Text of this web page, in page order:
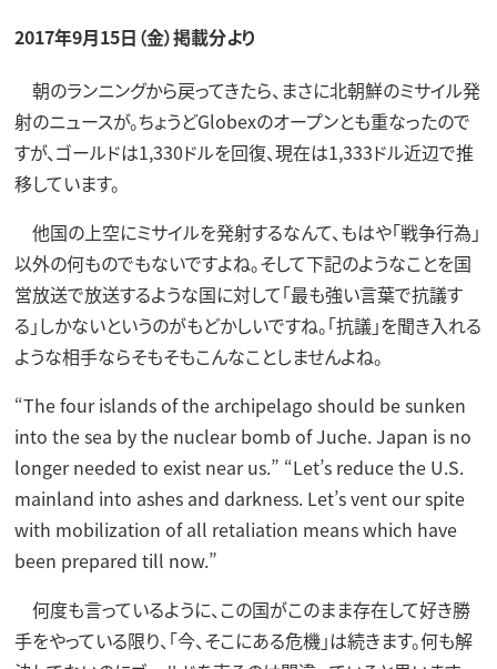
2017年9月15日（金）掲載分より
朝のランニングから戻ってきたら、まさに北朝鮮のミサイル発
射のニュースが。ちょうどGlobexのオープンとも重なったので
すが、ゴールドは1,330ドルを回復、現在は1,333ドル近辺で推
移しています。
他国の上空にミサイルを発射するなんて、もはや「戦争行為」
以外の何ものでもないですよね。そして下記のようなことを国
営放送で放送するような国に対して「最も強い言葉で抗議す
る」しかないというのがもどかしいですね。「抗議」を聞き入れる
ような相手ならそもそもこんなことしませんよね。
“The four islands of the archipelago should be sunken
into the sea by the nuclear bomb of Juche. Japan is no
longer needed to exist near us.” “Let’s reduce the U.S.
mainland into ashes and darkness. Let’s vent our spite
with mobilization of all retaliation means which have
been prepared till now.”
何度も言っているように、この国がこのまま存在して好き勝
手をやっている限り、「今、そこにある危機」は続きます。何も解